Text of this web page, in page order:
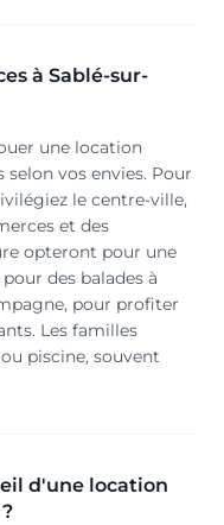
à Sablé-sur-
une location
vos envies. Pour
le centre-ville,
et des
opteront pour une
des balades à
pour profiter
Les familles
piscine, souvent
d'une location